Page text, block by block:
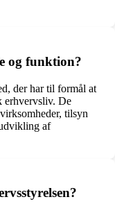
og funktion?
der har til formål at
erhvervsliv. De
tilsyn
af